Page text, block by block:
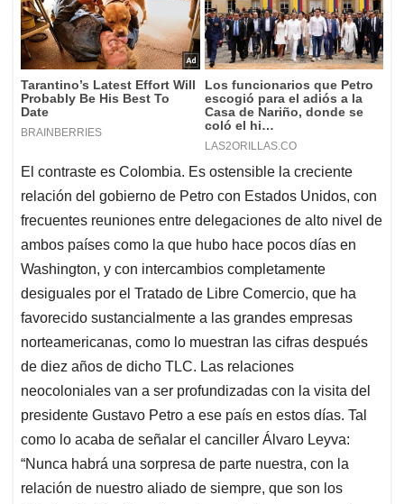
El contraste es Colombia. Es ostensible la creciente
relación del gobierno de Petro con Estados Unidos, con
frecuentes reuniones entre delegaciones de alto nivel de
ambos países como la que hubo hace pocos días en
Washington, y con intercambios completamente
desiguales por el Tratado de Libre Comercio, que ha
favorecido sustancialmente a las grandes empresas
norteamericanas, como lo muestran las cifras después
de diez años de dicho TLC. Las relaciones
neocoloniales van a ser profundizadas con la visita del
presidente Gustavo Petro a ese país en estos días. Tal
como lo acaba de señalar el canciller Álvaro Leyva:
“Nunca habrá una sorpresa de parte nuestra, con la
relación de nuestro aliado de siempre, que son los